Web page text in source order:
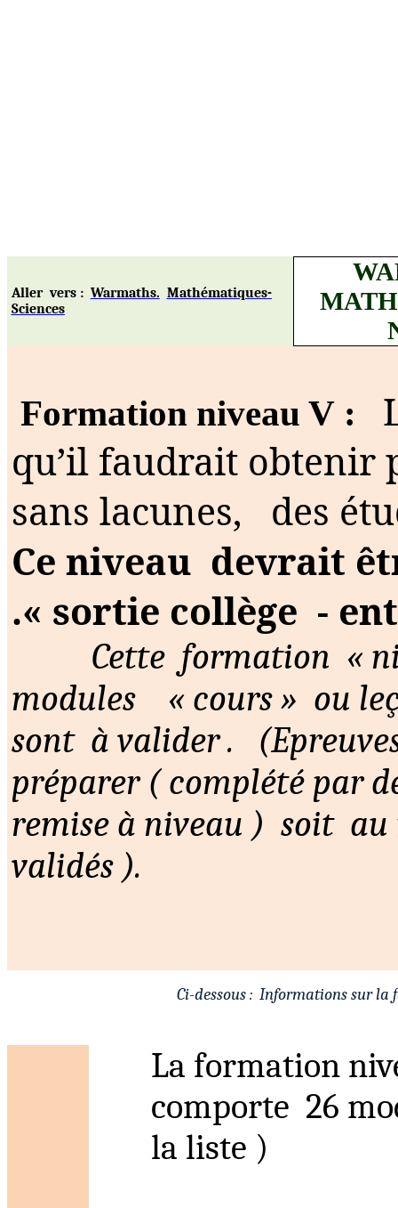
Aller vers : Warmaths. Mathématiques-
Sciences
Formation niveau V :
qu’il faudrait obtenir
sans lacunes,
des
Ce niveau devrait
.« sortie collège -
Cette formation «
modules
« cours » ou
sont à valider .
préparer ( complété par
remise à niveau ) soit au
validés ).
Ci-dessous: Informationssur la
La formation
comporte 26
la liste )